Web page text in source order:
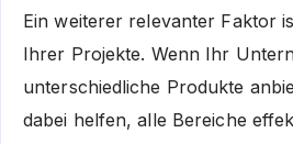
Ein weiterer relevanter Faktor
Ihrer Projekte. Wenn Ihr
unterschiedliche Produkte
dabei helfen, alle Bereiche